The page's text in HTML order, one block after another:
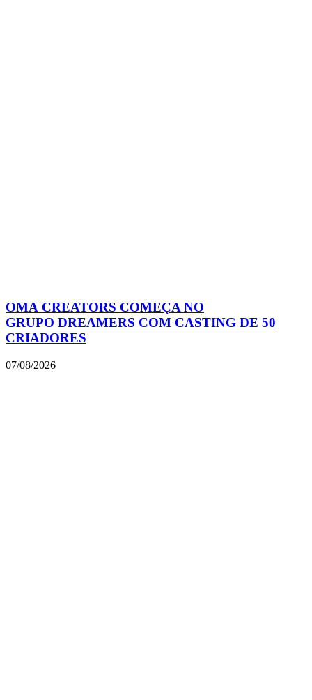
OMA CREATORS COMEÇA NO
GRUPO DREAMERS COM CASTING DE 50
CRIADORES
07/08/2026